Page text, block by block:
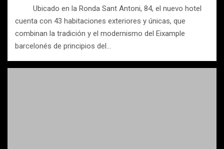
Ubicado en la Ronda Sant Antoni, 84, el nuevo hotel
cuenta con 43 habitaciones exteriores y únicas, que
combinan la tradición y el modernismo del Eixample
barcelonés de principios del…